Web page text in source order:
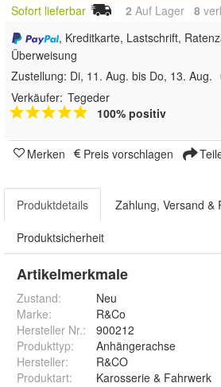
Sofort lieferbar 2 Auf Lager 8
, Kreditkarte, Lastschrift,
Überweisung
Zustellung: Di, 11. Aug. bis Do, 13. Aug.
Verkäufer: Tegeder
100% positiv
Merken Preis vorschlagen
Produktdetails Zahlung, Versand &
Produktsicherheit
Artikelmerkmale
Zustand:
Neu
Marke:
R&Co
Hersteller Nr.:
900212
Produkttyp:
Anhängerachse
Hersteller:
R&CO
Produktart: Karosserie & Fahrwerk